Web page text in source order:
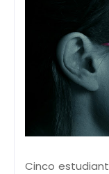
Cinco